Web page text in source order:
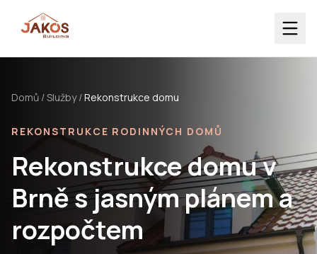
Domů /Služby/Rekonstrukce domu
REKONSTRUKCE RODINNÝCH DOMŮ
Rekonstrukce domu v
Brně s jasným plánem a
rozpočtem